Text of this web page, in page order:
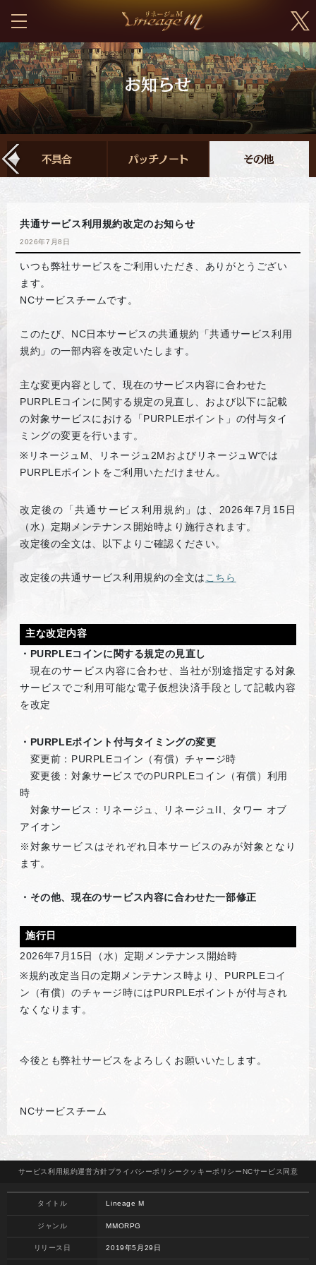
共通サービス利用規約改定のお知らせ
2026年7月8日
いつも弊社サービスをご利用いただき、ありがとうござい
ます。
NCサービスチームです。
このたび、NC日本サービスの共通規約「共通サービス利用
規約」の一部内容を改定いたします。
主な変更内容として、現在のサービス内容に合わせた
PURPLEコインに関する規定の見直し、および以下に記載
の対象サービスにおける「PURPLEポイント」の付与タイ
ミングの変更を行います。
※ リネージュM、リネージュ2MおよびリネージュWでは
PURPLEポイントをご利用いただけません。
改定後の「共通サービス利用規約」は、2026年7月15日
（水）定期メンテナンス開始時より施行されます。
改定後の全文は、以下よりご確認ください。
改定後の共通サービス利用規約の全文は こちら
主な改定内容
・PURPLEコインに関する規定の見直し
現在のサービス内容に合わせ、当社が別途指定する対象
サービスでご利用可能な電子仮想決済手段として記載内容
を改定
・PURPLEポイント付与タイミングの変更
変更前：PURPLEコイン（有償）チャージ時
変更後：対象サービスでのPURPLEコイン（有償）利用
時
対象サービス：リネージュ、リネージュII、タワー オブ
アイオン
※対象サービスはそれぞれ日本サービスのみが対象となり
ます。
・その他、現在のサービス内容に合わせた一部修正
施行日
2026年7月15日（水）定期メンテナンス開始時
※規約改定当日の定期メンテナンス時より、PURPLEコイ
ン（有償）のチャージ時にはPURPLEポイントが付与され
なくなります。
今後とも弊社サービスをよろしくお願いいたします。
NCサービスチーム
サービス 利用規約運営方針プライバシーポリシー クッキーポリシーNCサービス 同意
タイトル Lineage M
ジャンル MMORPG
リリース日 2019年5月29日